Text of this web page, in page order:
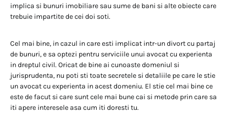
implica si bunuri imobiliare sau sume de bani si alte obiecte care
trebuie impartite de cei doi soti.
Cel mai bine, in cazul in care esti implicat intr-un divort cu partaj
de bunuri, e sa optezi pentru serviciile unui avocat cu experienta
in dreptul civil. Oricat de bine ai cunoaste domeniul si
jurisprudenta, nu poti sti toate secretele si detaliile pe care le stie
un avocat cu experienta in acest domeniu. El stie cel mai bine ce
este de facut si care sunt cele mai bune cai si metode prin care sa
iti apere interesele asa cum iti doresti tu.